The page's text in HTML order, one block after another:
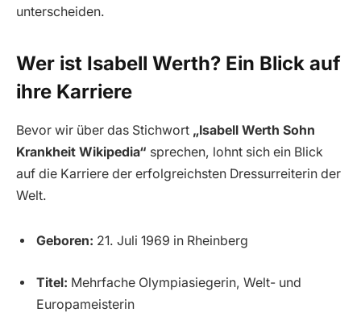
unterscheiden.
Wer ist Isabell Werth? Ein Blick auf
ihre Karriere
Bevor wir über das Stichwort „Isabell Werth Sohn
Krankheit Wikipedia“ sprechen, lohnt sich ein Blick
auf die Karriere der erfolgreichsten Dressurreiterin der
Welt.
Geboren: 21. Juli 1969 in Rheinberg
Titel: Mehrfache Olympiasiegerin, Welt- und
Europameisterin